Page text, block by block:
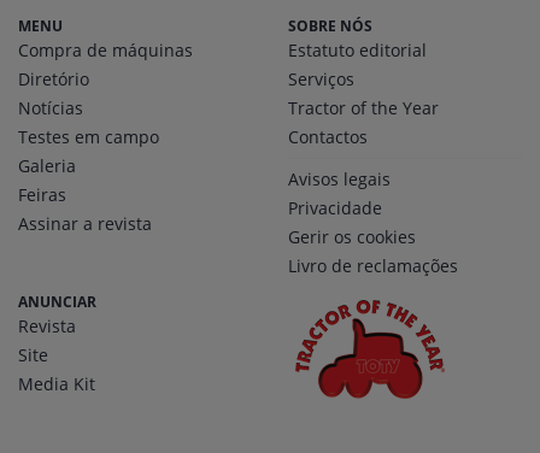
MENU
Compra de máquinas
Diretório
Notícias
Testes em campo
Galeria
Feiras
Assinar a revista
SOBRE NÓS
Estatuto editorial
Serviços
Tractor of the Year
Contactos
Avisos legais
Privacidade
Gerir os cookies
Livro de reclamações
ANUNCIAR
Revista
Site
Media Kit